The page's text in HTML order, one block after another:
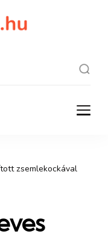
ami finom lesz.
zsemlekockával